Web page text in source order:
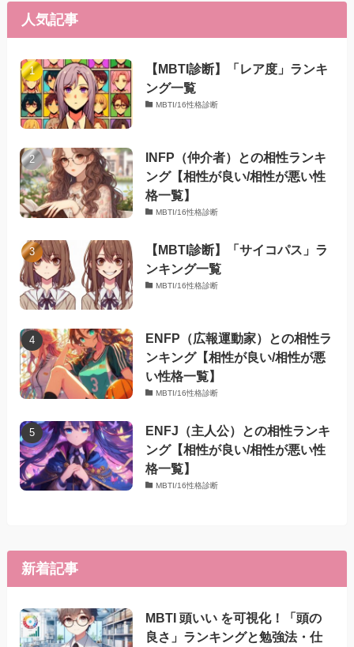
人気記事
【MBTI診断】「レア度」ランキ
ング一覧
MBTI/16性格診断
INFP（仲介者）との相性ランキ
ング【相性が良い/相性が悪い性
格一覧】
MBTI/16性格診断
【MBTI診断】「サイコパス」ラ
ンキング一覧
MBTI/16性格診断
ENFP（広報運動家）との相性ラ
ンキング【相性が良い/相性が悪
い性格一覧】
MBTI/16性格診断
ENFJ（主人公）との相性ランキ
ング【相性が良い/相性が悪い性
格一覧】
MBTI/16性格診断
新着記事
MBTI 頭いい を可視化！「頭の
良さ」ランキングと勉強法・仕